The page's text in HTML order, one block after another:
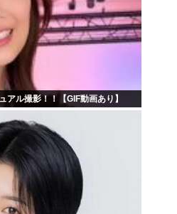
ル撮影！！【GIF動画あり】